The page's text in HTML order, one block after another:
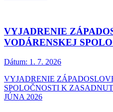
VYJADRENIE
VODÁRENSKEJ
Dátum: 1. 7. 2026
VYJADRENIE
SPOLOČNOSTI K
JÚNA 2026